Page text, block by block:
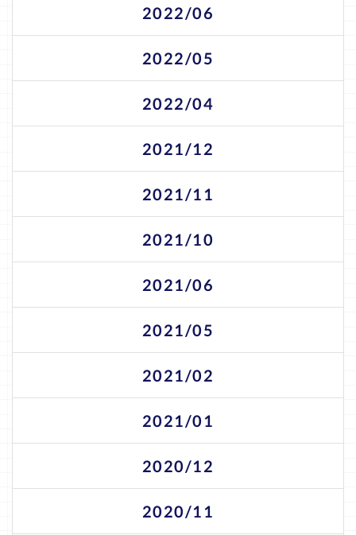
2022/06
2022/05
2022/04
2021/12
2021/11
2021/10
2021/06
2021/05
2021/02
2021/01
2020/12
2020/11